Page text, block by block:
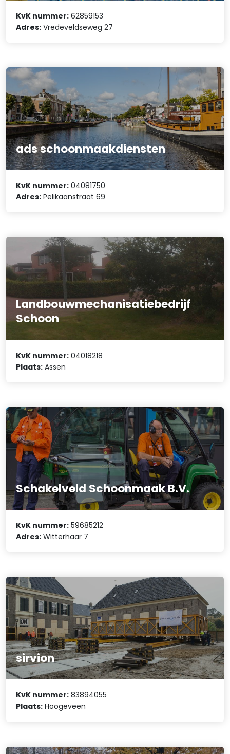
KvK nummer: 62859153
Adres: Vredeveldseweg 27
ads schoonmaakdiensten
KvK nummer: 04081750
Adres: Pelikaanstraat 69
Landbouwmechanisatiebedrijf
Schoon
KvK nummer: 04018218
Plaats: Assen
Schakelveld Schoonmaak B.V.
KvK nummer: 59685212
Adres: Witterhaar 7
sirvion
KvK nummer: 83894055
Plaats: Hoogeveen